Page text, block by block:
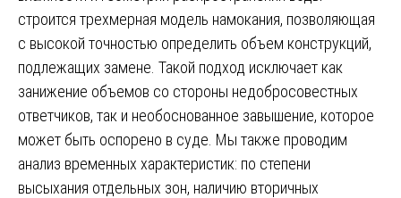
строится трехмерная модель намокания, позволяющая
с высокой точностью определить объем конструкций,
подлежащих замене. Такой подход исключает как
занижение объемов со стороны недобросовестных
ответчиков, так и необоснованное завышение, которое
может быть оспорено в суде. Мы также проводим
анализ временных характеристик: по степени
высыхания отдельных зон, наличию вторичных